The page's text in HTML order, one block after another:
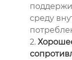
среду
2.